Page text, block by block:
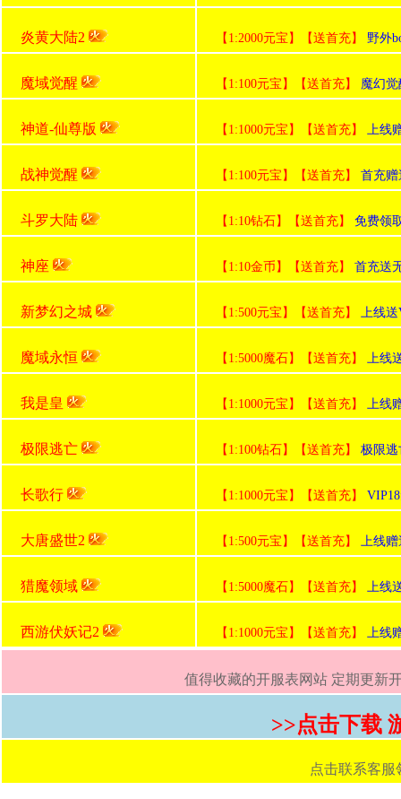
炎黄大陆2 【1:2000元宝】【送首充】 野外
魔域觉醒 【1:100元宝】【送首充】 魔幻
神道-仙尊版 【1:1000元宝】【送首充】 上线
战神觉醒 【1:100元宝】【送首充】 首充
斗罗大陆 【1:10钻石】【送首充】 免费领
神座 【1:10金币】【送首充】 首充送
新梦幻之城 【1:500元宝】【送首充】 上线送
魔域永恒 【1:5000魔石】【送首充】 上线
我是皇 【1:1000元宝】【送首充】 上线
极限逃亡 【1:100钻石】【送首充】 极限逃
长歌行 【1:1000元宝】【送首充】
大唐盛世2 【1:500元宝】【送首充】 上线赠
猎魔领域 【1:5000魔石】【送首充】 上线
西游伏妖记2 【1:1000元宝】【送首充】 上线
值得收藏的开服表网站 定期更新
>>点击下载
点击联系客服